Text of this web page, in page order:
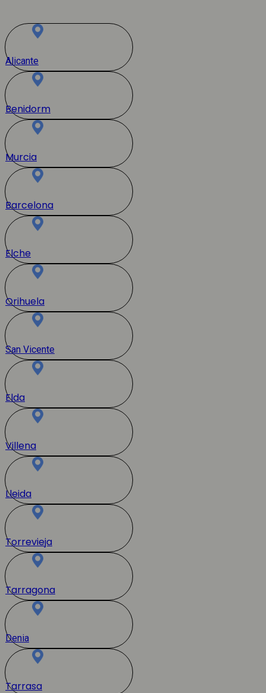
Alicante
Benidorm
Murcia
Barcelona
Elche
Orihuela
San Vicente
Elda
Villena
Lleida
Torrevieja
Tarragona
Denia
Tarrasa